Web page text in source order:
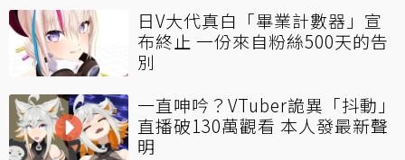
日V大代真白「畢業計數器」宣
布終止 一份來自粉絲500天的告
別
一直呻吟？VTuber詭異「抖動」
直播破130萬觀看 本人發最新聲
明